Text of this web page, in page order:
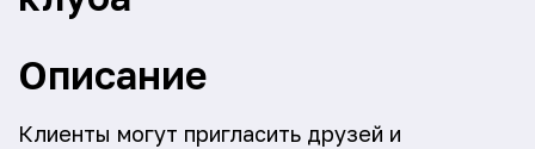
Описание
Клиенты могут пригласить друзей и